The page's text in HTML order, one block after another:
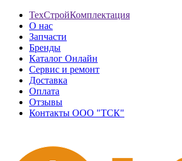
ТехСтройКомплектация
О нас
Запчасти
Бренды
Каталог Онлайн
Сервис и ремонт
Доставка
Оплата
Отзывы
Контакты ООО "ТСК"